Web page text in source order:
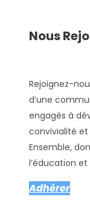
Nous
Rejoignez-
d’une
engagés à
convivialité et
Ensemble,
l’éducation
Adhérer